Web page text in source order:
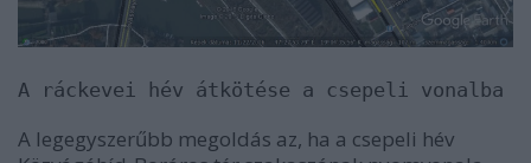
A ráckevei hév átkötése a csepeli vonalba
A legegyszerűbb megoldás az, ha a csepeli hév